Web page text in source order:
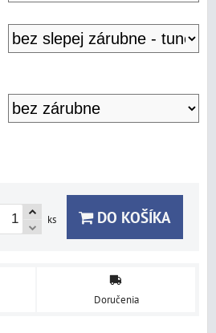
ks DO KOŠÍKA
Doručenia